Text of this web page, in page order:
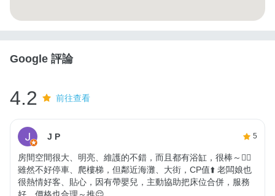
Google 評論
4.2 前往查看
J P 5
房間空間很大、明亮、維護的不錯，而且都有浴缸，很棒～👍🏻
雖然不好停車、爬樓梯，但鄰近海灘、大街，CP值⬆️ 老闆娘也
很熱情好客、貼心，因有帶嬰兒，主動協助把床位合併，服務